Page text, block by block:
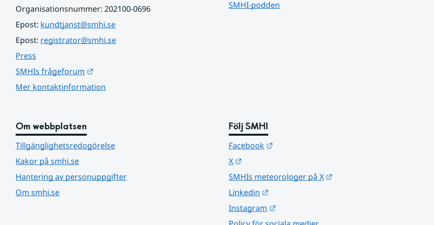
Organisationsnummer: 202100-0696
Epost: kundtjanst@smhi.se
Epost: registrator@smhi.se
Press
SMHIs frågeforum
Mer kontaktinformation
SMHI-podden
Om webbplatsen
Tillgänglighetsredogörelse
Kakor på smhi.se
Hantering av personuppgifter
Om smhi.se
Följ SMHI
Facebook
X
SMHIs meteorologer på X
Linkedin
Instagram